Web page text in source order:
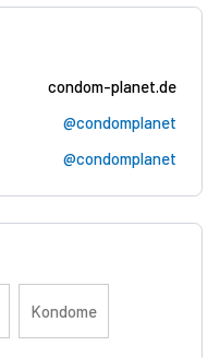
condom-planet.de
@condomplanet
@condomplanet
Kondome